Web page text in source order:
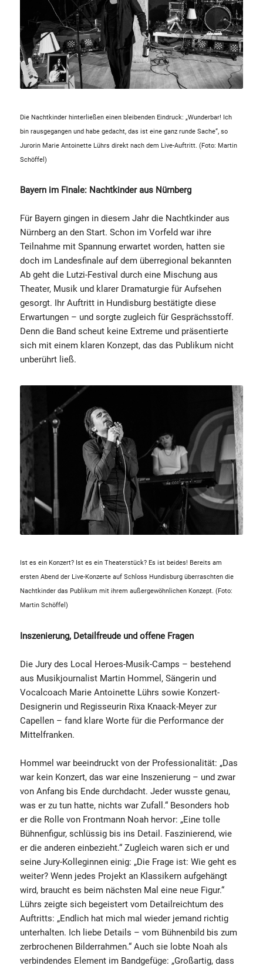
Die Nachtkinder hinterließen einen bleibenden Eindruck: „Wunderbar! Ich
bin rausgegangen und habe gedacht, das ist eine ganz runde Sache“, so
Jurorin Marie Antoinette Lührs direkt nach dem Live-Auftritt. (Foto: Martin
Schöffel)
Bayern im Finale: Nachtkinder aus Nürnberg
Für Bayern gingen in diesem Jahr die Nachtkinder aus
Nürnberg an den Start. Schon im Vorfeld war ihre
Teilnahme mit Spannung erwartet worden, hatten sie
doch im Landesfinale auf dem überregional bekannten
Ab geht die Lutzi-Festival durch eine Mischung aus
Theater, Musik und klarer Dramaturgie für Aufsehen
gesorgt. Ihr Auftritt in Hundisburg bestätigte diese
Erwartungen – und sorgte zugleich für Gesprächsstoff.
Denn die Band scheut keine Extreme und präsentierte
sich mit einem klaren Konzept, das das Publikum nicht
unberührt ließ.
Ist es ein Konzert? Ist es ein Theaterstück? Es ist beides! Bereits am
ersten Abend der Live-Konzerte auf Schloss Hundisburg überraschten die
Nachtkinder das Publikum mit ihrem außergewöhnlichen Konzept. (Foto:
Martin Schöffel)
Inszenierung, Detailfreude und offene Fragen
Die Jury des Local Heroes-Musik-Camps – bestehend
aus Musikjournalist Martin Hommel, Sängerin und
Vocalcoach Marie Antoinette Lührs sowie Konzert-
Designerin und Regisseurin Rixa Knaack-Meyer zur
Capellen – fand klare Worte für die Performance der
Mittelfranken.
Hommel war beeindruckt von der Professionalität: „Das
war kein Konzert, das war eine Inszenierung – und zwar
von Anfang bis Ende durchdacht. Jeder wusste genau,
was er zu tun hatte, nichts war Zufall.“ Besonders hob
er die Rolle von Frontmann Noah hervor: „Eine tolle
Bühnenfigur, schlüssig bis ins Detail. Faszinierend, wie
er die anderen einbezieht.“ Zugleich waren sich er und
seine Jury-Kolleginnen einig: „Die Frage ist: Wie geht es
weiter? Wenn jedes Projekt an Klassikern aufgehängt
wird, braucht es beim nächsten Mal eine neue Figur.“
Lührs zeigte sich begeistert vom Detailreichtum des
Auftritts: „Endlich hat mich mal wieder jemand richtig
unterhalten. Ich liebe Details – vom Bühnenbild bis zum
zerbrochenen Bilderrahmen.“ Auch sie lobte Noah als
verbindendes Element im Bandgefüge: „Großartig, dass